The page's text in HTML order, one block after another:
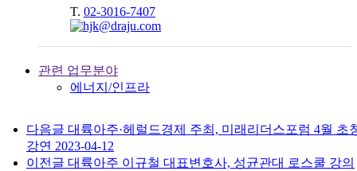
T. 02-3016-7407
관련 업무분야
에너지/인프라
다음글 대륙아주·헤럴드경제 주최, 미래리더스포럼 4월 초
강연 2023-04-12
이전글 대륙아주 이규철 대표변호사, 성균관대 로스쿨 강의